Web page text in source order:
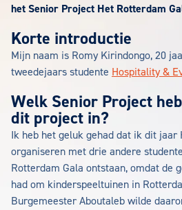
het Senior Project Het Rotterdam
Korte introductie
Mijn naam is Romy Kirindongo, 20
tweedejaars studente Hospitality &
Welk Senior Project
dit project in?
Ik heb het geluk gehad dat ik dit jaar
organiseren met drie andere
Rotterdam Gala ontstaan, omdat de
had om kinderspeeltuinen in
Burgemeester Aboutaleb wilde